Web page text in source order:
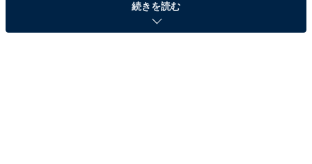
画像出典：NHK『光る君へ』公式Webサイト
続きを読む